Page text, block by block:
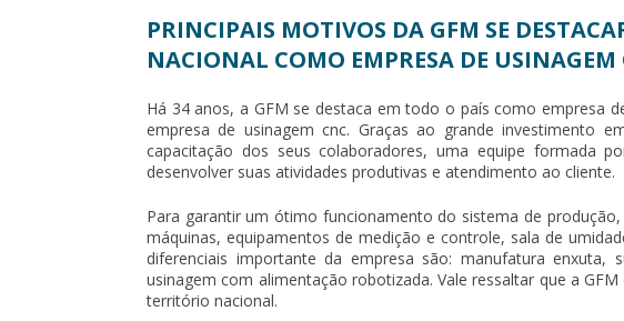
PRINCIPAIS MOTIVOS DA GFM SE
NACIONAL COMO EMPRESA DE USINAGEM
Há 34 anos, a GFM se destaca em todo o país como empresa
empresa de usinagem cnc. Graças ao grande investimento
capacitação dos seus colaboradores, uma equipe formada
desenvolver suas atividades produtivas e atendimento ao cliente.
Para garantir um ótimo funcionamento do sistema de produção,
máquinas, equipamentos de medição e controle, sala de
diferenciais importante da empresa são: manufatura enxuta,
usinagem com alimentação robotizada. Vale ressaltar que a
território nacional.